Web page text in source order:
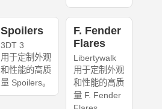
Spoilers
3DT 3
用于定制外观
和性能的高质
量 Spoilers。
F. Fender
Flares
Libertywalk
用于定制外观
和性能的高质
量 F. Fender